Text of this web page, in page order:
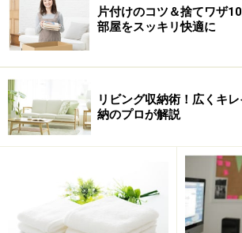
100円ショップにある商品は、他の用
ーナーだけではなく文具の棚を眺めて
いみちがひらめくかもしれません。
片付けのコツ＆捨てワザ
部屋をスッキリ快適に
リビング収納術！広くキ
納のプロが解説